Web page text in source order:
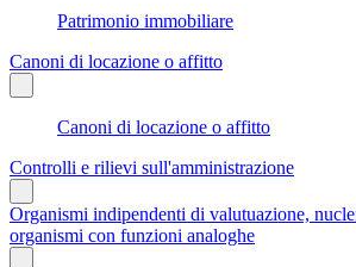
Patrimonio immobiliare
Canoni di locazione o affitto
Canoni di locazione o affitto
Controlli e rilievi sull'amministrazione
Organismi indipendenti di valutuazione,
organismi con funzioni analoghe